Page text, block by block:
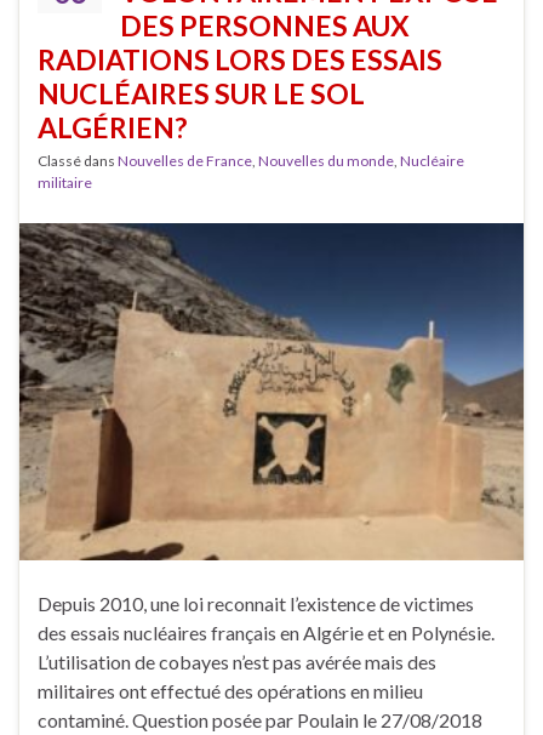
DES PERSONNES AUX
RADIATIONS LORS DES ESSAIS
NUCLÉAIRES SUR LE SOL
ALGÉRIEN?
Classé dans Nouvelles de France, Nouvelles du monde, Nucléaire
militaire
Depuis 2010, une loi reconnait l’existence de victimes
des essais nucléaires français en Algérie et en Polynésie.
L’utilisation de cobayes n’est pas avérée mais des
militaires ont effectué des opérations en milieu
contaminé. Question posée par Poulain le 27/08/2018